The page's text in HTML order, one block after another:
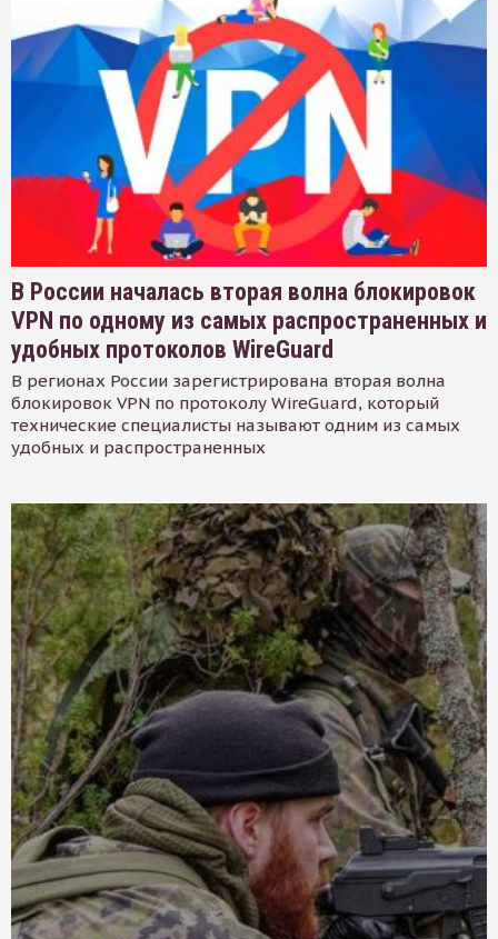
В России началась вторая волна блокировок
VPN по одному из самых распространенных и
удобных протоколов WireGuard
В регионах России зарегистрирована вторая волна
блокировок VPN по протоколу WireGuard, который
технические специалисты называют одним из самых
удобных и распространенных